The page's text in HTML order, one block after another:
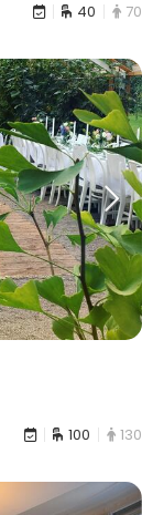
40 70
100 130